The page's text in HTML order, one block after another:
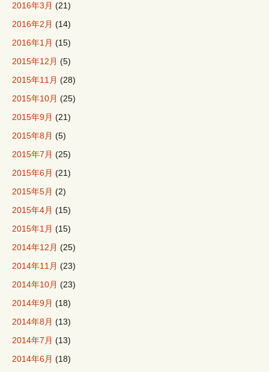
2016年3月 (21)
2016年2月 (14)
2016年1月 (15)
2015年12月 (5)
2015年11月 (28)
2015年10月 (25)
2015年9月 (21)
2015年8月 (5)
2015年7月 (25)
2015年6月 (21)
2015年5月 (2)
2015年4月 (15)
2015年1月 (15)
2014年12月 (25)
2014年11月 (23)
2014年10月 (23)
2014年9月 (18)
2014年8月 (13)
2014年7月 (13)
2014年6月 (18)